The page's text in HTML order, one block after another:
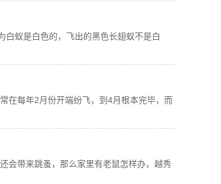
白蚁是白色的，飞出的黑色长翅蚁不是白
在每年2月份开端纷飞，到4月根本完毕，而
会带来跳蚤，那么家里有老鼠怎样办，越秀